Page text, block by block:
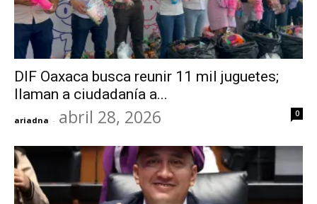
DIF Oaxaca busca reunir 11 mil juguetes;
llaman a ciudadanía a...
ariadna - abril 28, 2026 0